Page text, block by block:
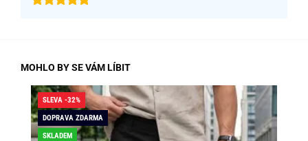
MOHLO BY SE VÁM LÍBIT
SLEVA -32%
DOPRAVA ZDARMA
SKLADEM